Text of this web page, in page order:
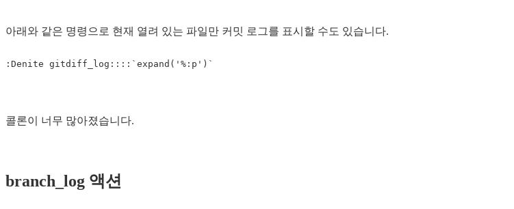
아래와 같은 명령으로 현재 열려 있는 파일만 커밋 로그를 표시할 수도 있습니다.
: Denite gitdiff_log :::: ` expand ( '%:p' )
콜론이 너무 많아졌습니다.
branch_log 액션